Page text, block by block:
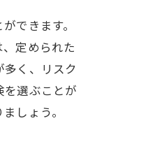
できます。
定められた
く、リスク
選ぶことが
しょう。